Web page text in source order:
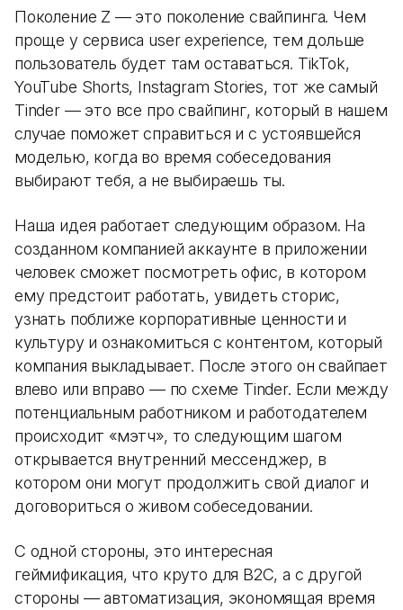
Поколение Z — это поколение свайпинга. Чем
проще у сервиса user experience, тем дольше
пользователь будет там оставаться. TikTok,
YouTube Shorts, Instagram Stories, тот же самый
Tinder — это все про свайпинг, который в нашем
случае поможет справиться и с устоявшейся
моделью, когда во время собеседования
выбирают тебя, а не выбираешь ты.
Наша идея работает следующим образом. На
созданном компанией аккаунте в приложении
человек сможет посмотреть офис, в котором
ему предстоит работать, увидеть сторис,
узнать поближе корпоративные ценности и
культуру и ознакомиться с контентом, который
компания выкладывает. После этого он свайпает
влево или вправо — по схеме Tinder. Если между
потенциальным работником и работодателем
происходит «мэтч», то следующим шагом
открывается внутренний мессенджер, в
котором они могут продолжить свой диалог и
договориться о живом собеседовании.
С одной стороны, это интересная
геймификация, что круто для B2C, а с другой
стороны — автоматизация, экономящая время